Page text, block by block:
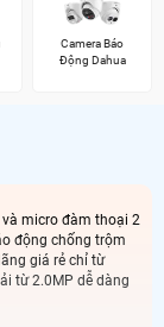
Camera Báo
Động Dahua
micro đàm thoại 2
động chống trộm
giá rẻ chỉ từ
từ 2.0MP dễ dàng